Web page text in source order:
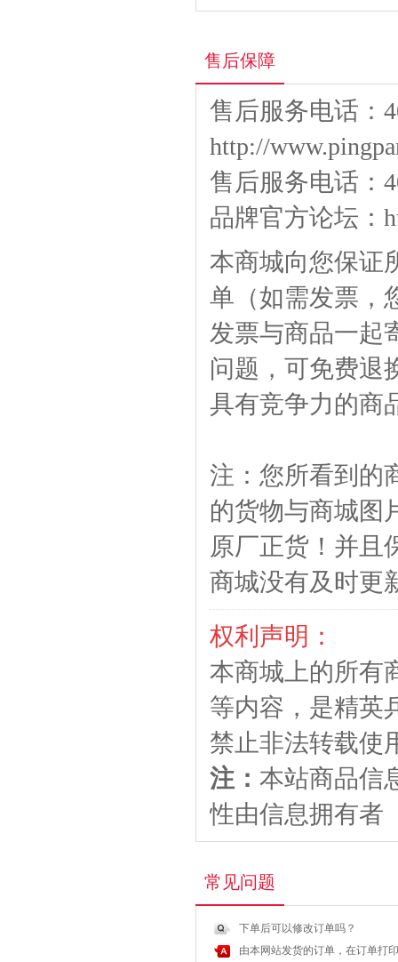
售后保障
售后服务电话：
http://
售后服务电话：
品牌官方论坛：
本商城向您保证
单（如需发票，
发票与商品一起
问题，可免费退
具有竞争力的商
注：您所看到的
的货物与商城图
原厂正货！并且
商城没有及时更
权利声明：
本商城上的所有
等内容，是精英
禁止非法转载使
注： 本站商品信
性由信息拥有者
常见问题
下单后可以修改订单吗？
由本网站发货的订单，在订单打